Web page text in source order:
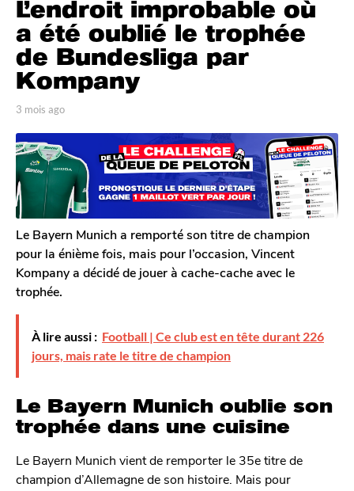
m
i
s
3
m
o
i
s
a
g
o
L’endroit improbable où
a été oublié le trophée
de Bundesliga par
Kompany
p
r
T
o
m
G
a
l
r
o
n
3 mois ago
i
s
g
o
Le Bayern Munich a remporté son titre de champion
pour la énième fois, mais pour l’occasion, Vincent
Kompany a décidé de jouer à cache-cache avec le
trophée.
À lire aussi : Football | Ce club est en tête durant 226
jours, mais rate le titre de champion
Le Bayern Munich oublie son
trophée dans une cuisine
Le Bayern Munich vient de remporter le 35e titre de
champion d’Allemagne de son histoire. Mais pour